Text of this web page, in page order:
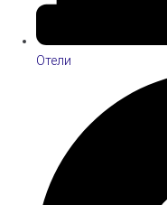
Отели